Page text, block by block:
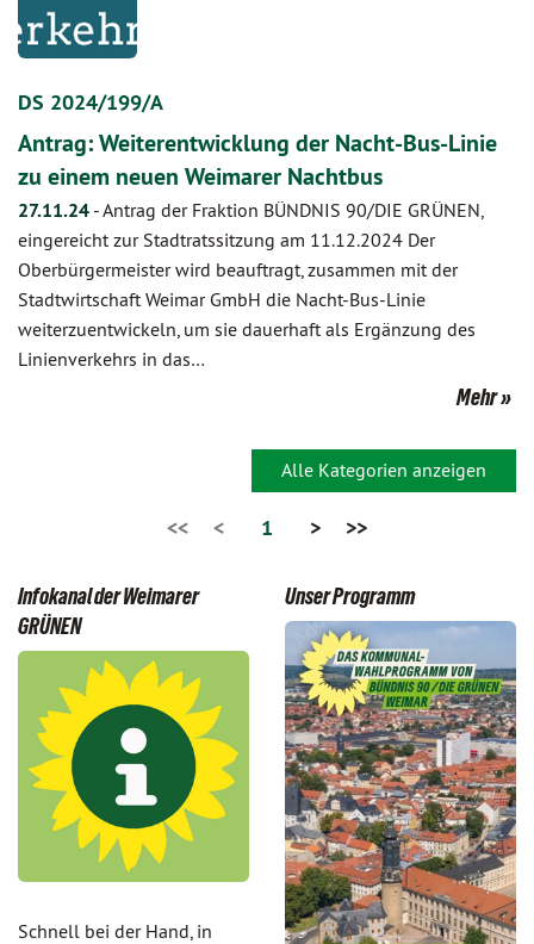
DS 2024/199/A
Antrag: Weiterentwicklung der Nacht-Bus-Linie
zu einem neuen Weimarer Nachtbus
27.11.24 -Antrag der Fraktion BÜNDNIS 90/DIE GRÜNEN,
eingereicht zur Stadtratssitzung am 11.12.2024 Der
Oberbürgermeister wird beauftragt, zusammen mit der
Stadtwirtschaft Weimar GmbH die Nacht-Bus-Linie
weiterzuentwickeln, um sie dauerhaft als Ergänzung des
Linienverkehrs in das…
Mehr
Alle Kategorien anzeigen
<< < 1 > >>
Infokanal der Weimarer
GRÜNEN
Schnell bei der Hand, in
Unser Programm